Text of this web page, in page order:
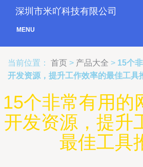
深圳市米吖科技有限公司
MENU
当前位置： 首页 > 产品大全 > 15个
开发资源，提升工作效率的最佳工具
15个非常有用的
开发资源，提升
最佳工具